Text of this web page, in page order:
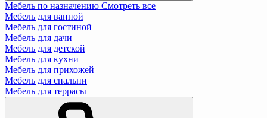
Мебель по назначению Смотреть все
Мебель для ванной
Мебель для гостиной
Мебель для дачи
Мебель для детской
Мебель для кухни
Мебель для прихожей
Мебель для спальни
Мебель для террасы